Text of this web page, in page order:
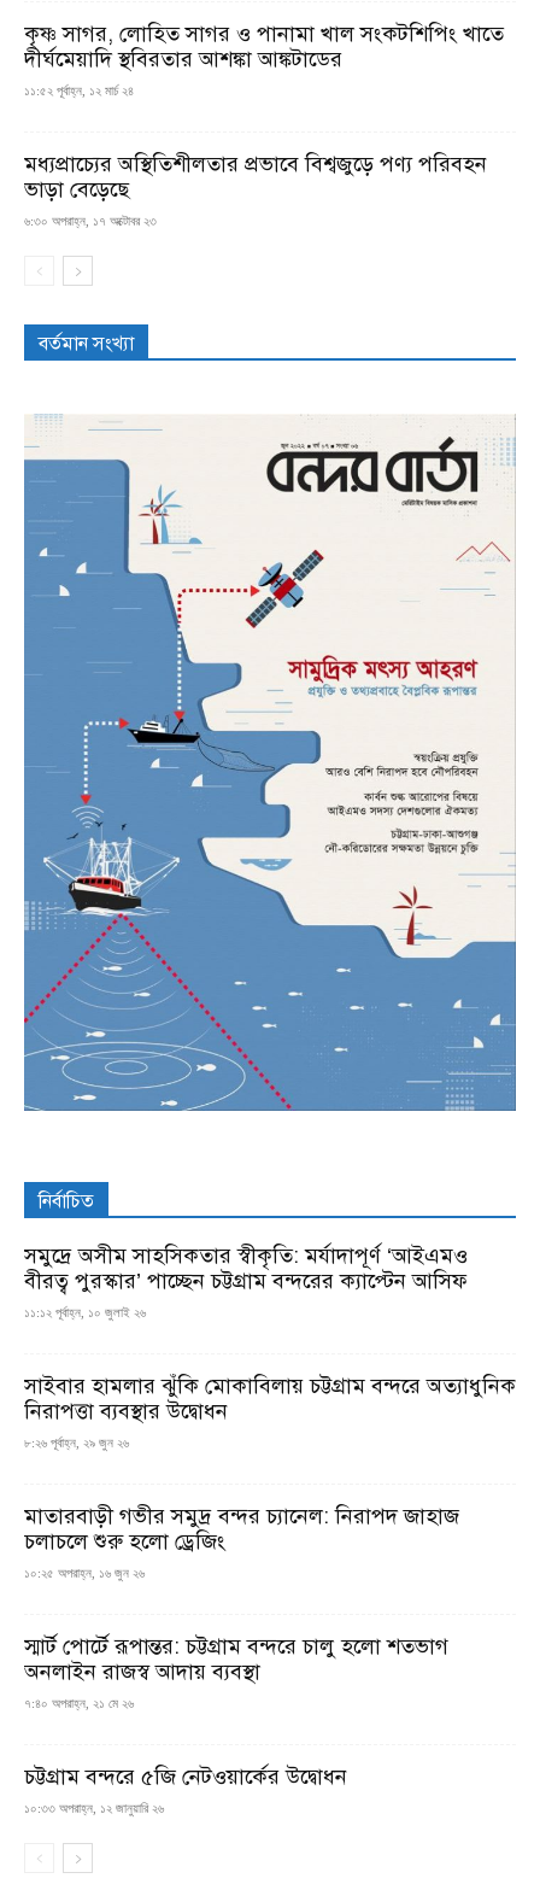
কৃষ্ণ সাগর, লোহিত সাগর ও পানামা খাল সংকটশিপিং খাতে
দীর্ঘমেয়াদি স্থবিরতার আশঙ্কা আঙ্কটাডের
১১:৫২ পূর্বাহ্ন, ১২ মার্চ ২৪
মধ্যপ্রাচ্যের অস্থিতিশীলতার প্রভাবে বিশ্বজুড়ে পণ্য পরিবহন
ভাড়া বেড়েছে
৬:৩০ অপরাহ্ন, ১৭ অক্টোবর ২৩
বর্তমান সংখ্যা
নির্বাচিত
সমুদ্রে অসীম সাহসিকতার স্বীকৃতি: মর্যাদাপূর্ণ ‘আইএমও
বীরত্ব পুরস্কার’ পাচ্ছেন চট্টগ্রাম বন্দরের ক্যাপ্টেন আসিফ
১১:১২ পূর্বাহ্ন, ১০ জুলাই ২৬
সাইবার হামলার ঝুঁকি মোকাবিলায় চট্টগ্রাম বন্দরে অত্যাধুনিক
নিরাপত্তা ব্যবস্থার উদ্বোধন
৮:২৬ পূর্বাহ্ন, ২৯ জুন ২৬
মাতারবাড়ী গভীর সমুদ্র বন্দর চ্যানেল: নিরাপদ জাহাজ
চলাচলে শুরু হলো ড্রেজিং
১০:২৫ অপরাহ্ন, ১৬ জুন ২৬
স্মার্ট পোর্টে রূপান্তর: চট্টগ্রাম বন্দরে চালু হলো শতভাগ
অনলাইন রাজস্ব আদায় ব্যবস্থা
৭:৪০ অপরাহ্ন, ২১ মে ২৬
চট্টগ্রাম বন্দরে ৫জি নেটওয়ার্কের উদ্বোধন
১০:৩৩ অপরাহ্ন, ১২ জানুয়ারি ২৬